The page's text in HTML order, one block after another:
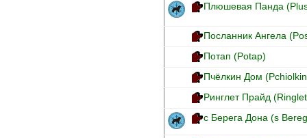
Плюшевая Панда
Посланник Ангела
Потап (Potap)
Пчёлкин Дом
Ринглет Прайд
с Берега Дона (s